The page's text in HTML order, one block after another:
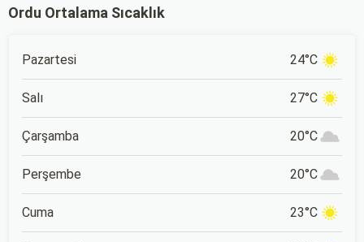
Ordu Ortalama Sıcaklık
Pazartesi 24°C
Salı 27°C
Çarşamba 20°C
Perşembe 20°C
Cuma 23°C